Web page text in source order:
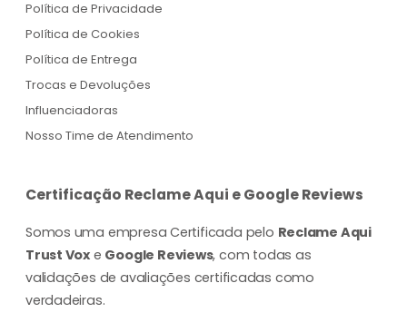
Política de Privacidade
Política de Cookies
Política de Entrega
Trocas e Devoluções
Influenciadoras
Nosso Time de Atendimento
Certificação Reclame Aqui e Google Reviews
Somos uma empresa Certificada pelo Reclame Aqui
Trust Vox e Google Reviews, com todas as
validações de avaliações certificadas como
verdadeiras.